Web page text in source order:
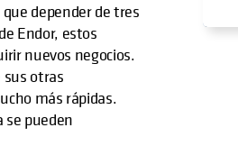
depender de tres
Endor, estos
nuevos negocios.
sus otras
más rápidas.
pueden